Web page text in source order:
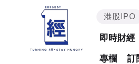
港股IPO
即時財經
專欄 訂